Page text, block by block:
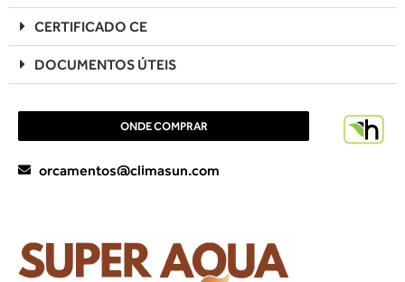
CERTIFICADO CE
DOCUMENTOS ÚTEIS
ONDE COMPRAR
orcamentos@climasun.com